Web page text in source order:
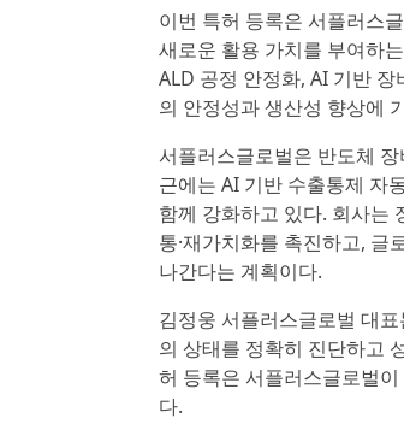
이번 특허 등록은 서플러스
새로운 활용 가치를 부여하
ALD 공정 안정화, AI 기반
의 안정성과 생산성 향상에
서플러스글로벌은 반도체
근에는 AI 기반 수출통제 자
함께 강화하고 있다. 회사는
통·재가치화를 촉진하고,
나간다는 계획이다.
김정웅 서플러스글로벌 대
의 상태를 정확히 진단하고
허 등록은 서플러스글로벌
다.